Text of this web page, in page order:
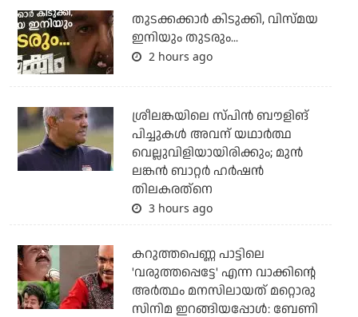
തുടക്കക്കാര്‍ കിടുക്കി, വിസ്മയ
ഇനിയും തുടരും...
2 hours ago
ശ്രീലങ്കയിലെ സ്പിന്‍ ബൗളിങ്
പിച്ചുകള്‍ അവന് യഥാര്‍ത്ഥ
വെല്ലുവിളിയായിരിക്കും; മുന്‍
ലങ്കന്‍ ബാറ്റര്‍ ഹര്‍ഷന്‍
തിലകരത്‌നെ
3 hours ago
കറുത്തപെണ്ണ പാട്ടിലെ
'വരുത്തപ്പെട്ടേ' എന്ന വാക്കിന്റെ
അർത്ഥം മനസിലായത് മറ്റൊരു
സിനിമ ഇറങ്ങിയപ്പോൾ: ബേണി